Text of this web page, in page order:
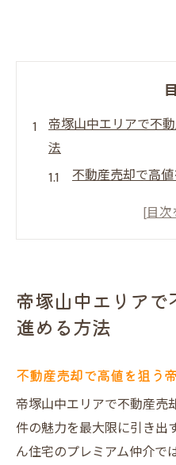
帝塚山中エリアで不
法
不動産売却で高
向
不動産買取業者
口コミ評価が高い
トとは
不動産売却成功
解説
帝塚山中エリア
進める方法
不動産売却で高値を狙う
帝塚山中エリアで不動産売
件の魅力を最大限に引き出
ん住宅のプレミアム仲介で